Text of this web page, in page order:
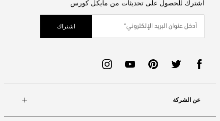
اشترك للحصول على تحديثات من مايكل كورس
اشتراك
عن الشركة